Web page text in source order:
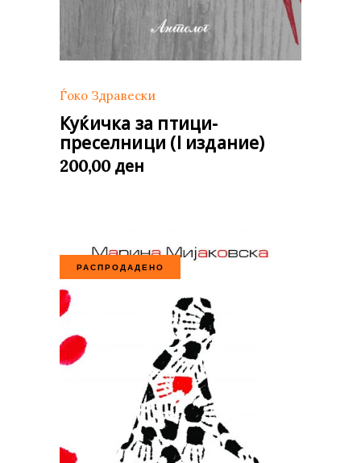
Ѓоко Здравески
Куќичка за птици-
преселници (I издание)
200,00 ден
РАСПРОДАДЕНО